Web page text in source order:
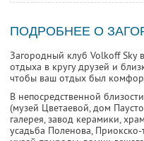
ПОДРОБНЕЕ О
Загородный клуб Volkoff Sky
отдыха в кругу друзей и
чтобы ваш отдых был
В непосредственной
(музей Цветаевой, дом
галерея, завод керамики,
усадьба Поленова,